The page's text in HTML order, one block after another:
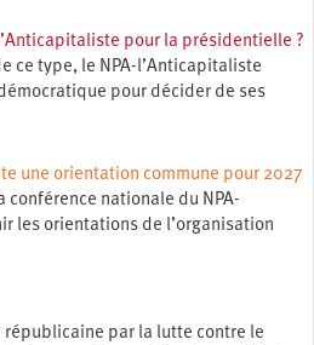
pour la présidentielle ?
ce type, le NPA-l’Anticapitaliste
pour décider de ses
une orientation commune pour 2027
conférence nationale du NPA-
les orientations de l’organisation
républicaine par la lutte contre le